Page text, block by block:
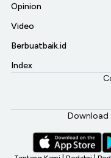
Opinion
Video
Berbuatbaik.id
Index
Download